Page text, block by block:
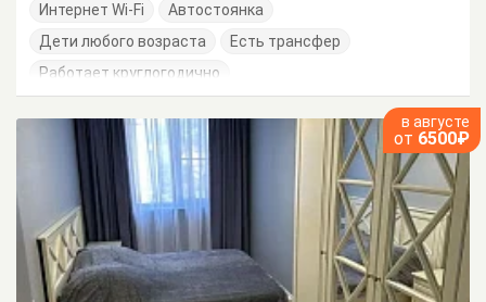
Интернет Wi-Fi
Автостоянка
Дети любого возраста
Есть трансфер
Работает круглогодично
в августе
от 6500₽